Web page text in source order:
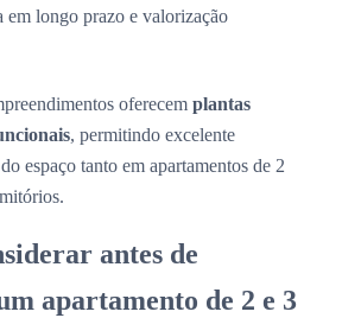
em longo prazo e valorização
oferecem plantas
, permitindo excelente
espaço tanto em apartamentos de 2
antes de
apartamento de 2 e 3